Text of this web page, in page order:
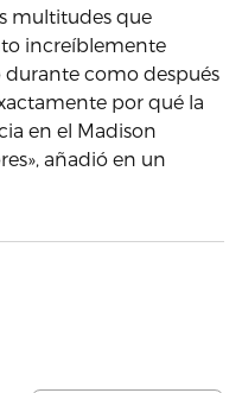
multitudes que
increíblemente
como después
por qué la
en el Madison
añadió en un